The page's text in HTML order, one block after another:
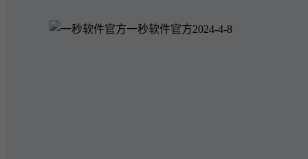
一秒软件官方2024-4-8